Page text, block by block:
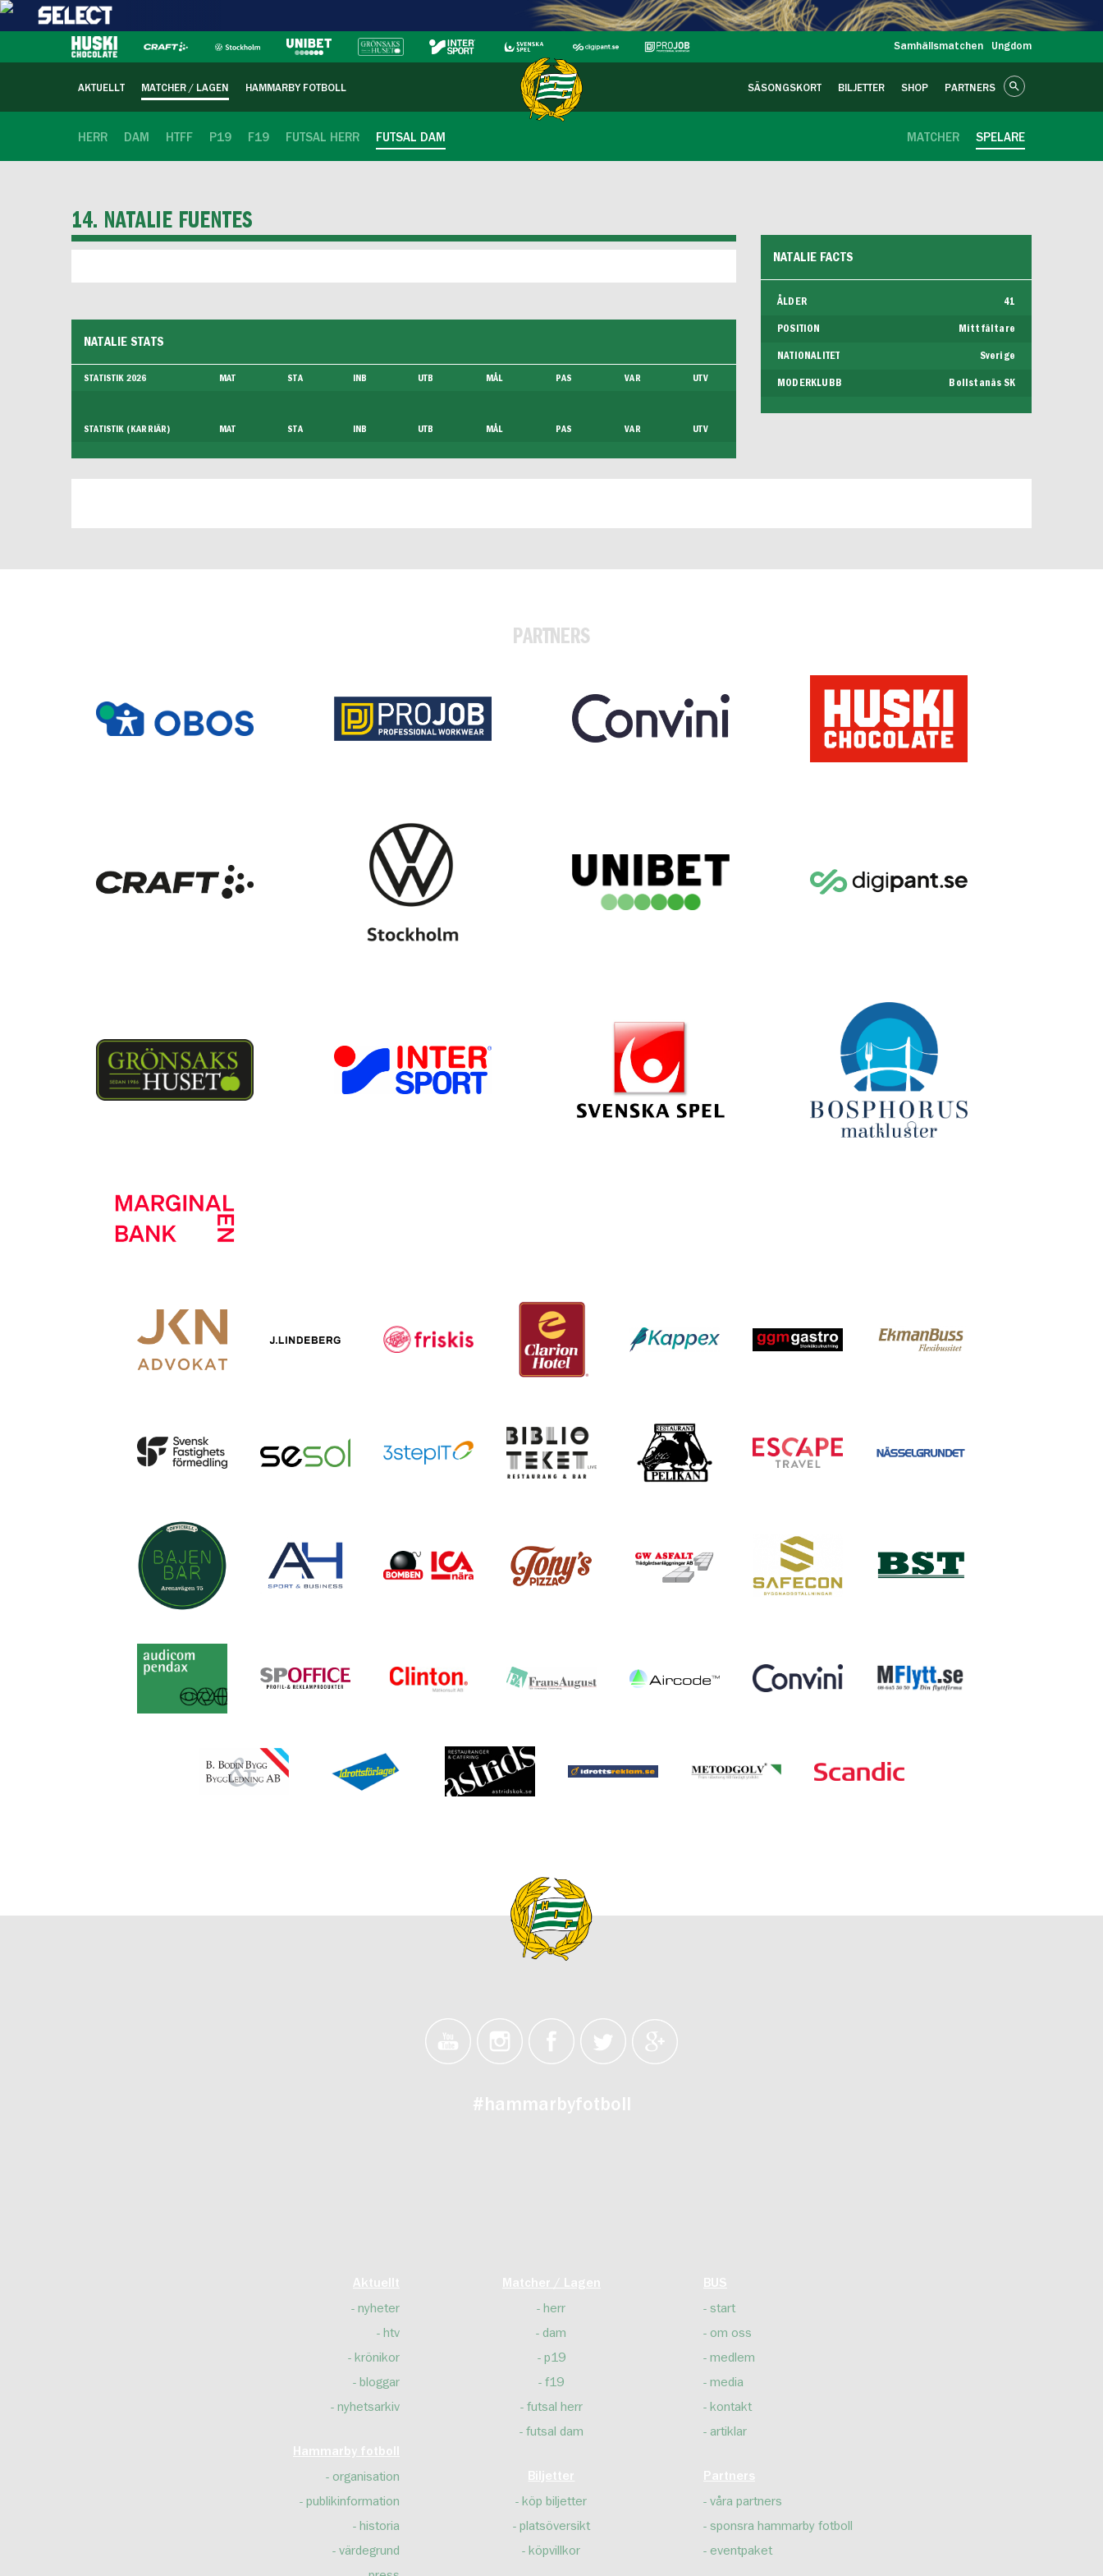
Samhällsmatchen Ungdom
AKTUELLT MATCHER / LAGEN HAMMARBY FOTBOLL SÄSONGSKORT BILJETTER SHOP PARTNERS
HERR DAM HTFF P19 F19 FUTSAL HERR FUTSAL DAM SPELARE
MATCHER
14. NATALIE FUENTES
NATALIE STATS
STATISTIK 2026 MAT STA INB UTB MÅL PAS VAR UTV
STATISTIK (KARRIÄR) MAT STA INB UTB MÅL PAS VAR UTV
NATALIE FACTS
ÅLDER 41
POSITION Mittfältare
NATIONALITET Sverige
MODERKLUBB Bollstanäs SK
PARTNERS
#hammarbyfotboll
Aktuellt
nyheter
htv
krönikor
bloggar
nyhetsarkiv
Hammarby fotboll
organisation
publikinformation
historia
värdegrund
Matcher / Lagen
herr
dam
p19
f19
futsal herr
futsal dam
Biljetter
köp biljetter
platsöversikt
köpvillkor
BUS
start
om oss
medlem
media
kontakt
artiklar
Partners
våra partners
sponsra hammarby fotboll
eventpaket